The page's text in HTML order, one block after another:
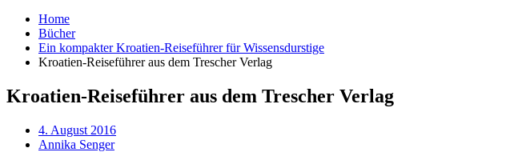
Home
Bücher
Ein kompakter Kroatien-Reiseführer für Wissensdurstige
Kroatien-Reiseführer aus dem Trescher Verlag
Kroatien-Reiseführer aus dem Trescher Verlag
4. August 2016
Annika Senger